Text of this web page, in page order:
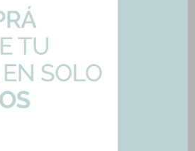
Pastina 1K Color Gris Oscuro
GRIS-OSCUR
2,50
- +